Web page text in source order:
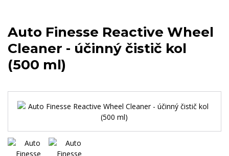
Auto Finesse Reactive Wheel
Cleaner - účinný čistič kol
(500 ml)